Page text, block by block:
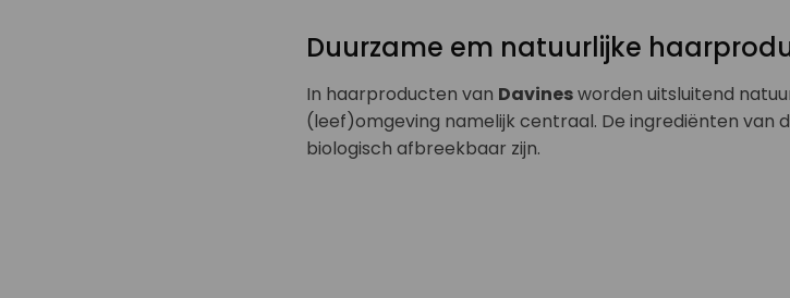
Duurzame em natuurlijke
In haarproducten van Davinesworden uitsluitend
(leef)omgeving namelijk centraal. De ingrediënten
biologisch afbreekbaar zijn.